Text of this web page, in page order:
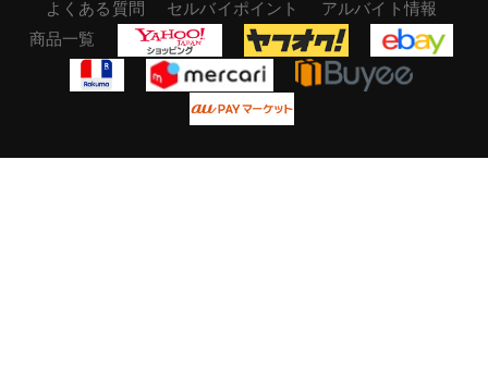
よくある質問
セルバイポイント
アルバイト情報
商品一覧